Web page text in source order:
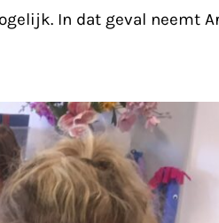
In dat geval neemt